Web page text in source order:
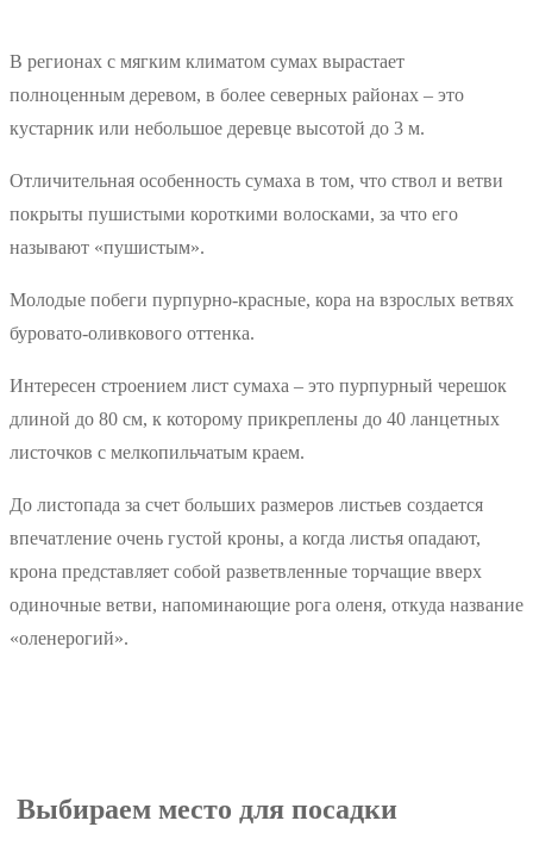
В регионах с мягким климатом сумах вырастает
полноценным деревом, в более северных районах – это
кустарник или небольшое деревце высотой до 3 м.
Отличительная особенность сумаха в том, что ствол и ветви
покрыты пушистыми короткими волосками, за что его
называют «пушистым».
Молодые побеги пурпурно-красные, кора на взрослых ветвях
буровато-оливкового оттенка.
Интересен строением лист сумаха – это пурпурный черешок
длиной до 80 см, к которому прикреплены до 40 ланцетных
листочков с мелкопильчатым краем.
До листопада за счет больших размеров листьев создается
впечатление очень густой кроны, а когда листья опадают,
крона представляет собой разветвленные торчащие вверх
одиночные ветви, напоминающие рога оленя, откуда название
«оленерогий».
Выбираем место для посадки